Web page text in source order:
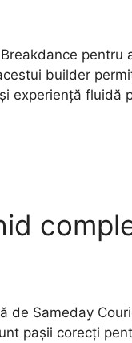
pentru
builder
experiență fluidă
de Sameday
pașii corecți